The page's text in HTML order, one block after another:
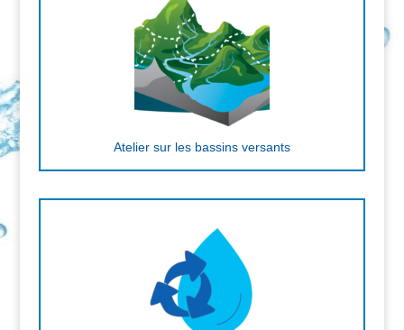
Atelier sur les bassins versants